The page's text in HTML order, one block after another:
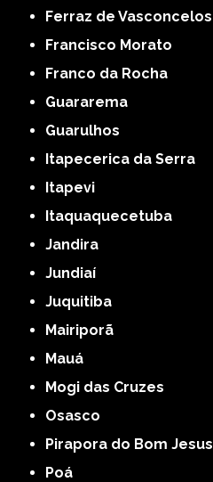
Ferraz de Vasconcelos
Francisco Morato
Franco da Rocha
Guararema
Guarulhos
Itapecerica da Serra
Itapevi
Itaquaquecetuba
Jandira
Jundiaí
Juquitiba
Mairiporã
Mauá
Mogi das Cruzes
Osasco
Pirapora do Bom Jesus
Poá